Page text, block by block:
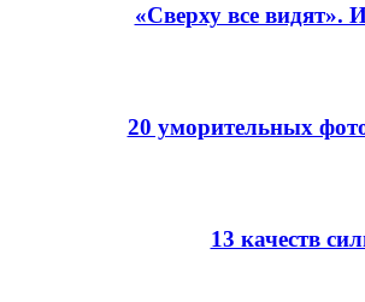
«Сверху все видят».
20 уморительных
13 качеств